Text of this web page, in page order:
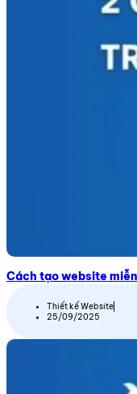
Cách tạo website
Thiết kế Website
25/09/2025